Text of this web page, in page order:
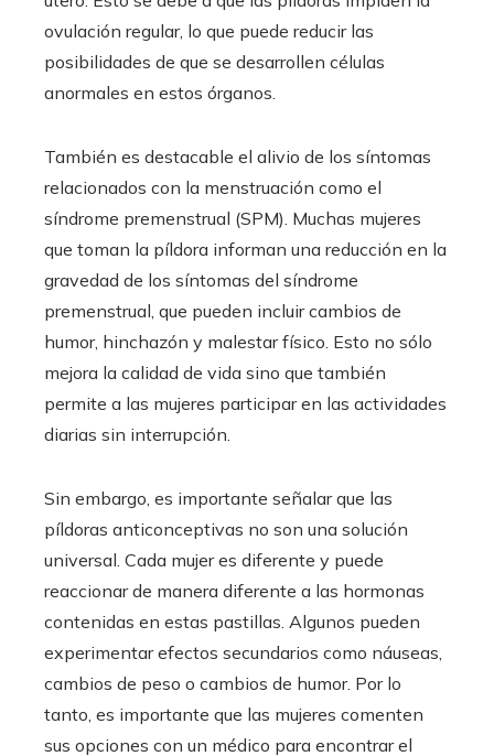
ovulación regular, lo que puede reducir las
posibilidades de que se desarrollen células
anormales en estos órganos.
También es destacable el alivio de los síntomas
relacionados con la menstruación como el
síndrome premenstrual (SPM). Muchas mujeres
que toman la píldora informan una reducción en la
gravedad de los síntomas del síndrome
premenstrual, que pueden incluir cambios de
humor, hinchazón y malestar físico. Esto no sólo
mejora la calidad de vida sino que también
permite a las mujeres participar en las actividades
diarias sin interrupción.
Sin embargo, es importante señalar que las
píldoras anticonceptivas no son una solución
universal. Cada mujer es diferente y puede
reaccionar de manera diferente a las hormonas
contenidas en estas pastillas. Algunos pueden
experimentar efectos secundarios como náuseas,
cambios de peso o cambios de humor. Por lo
tanto, es importante que las mujeres comenten
sus opciones con un médico para encontrar el